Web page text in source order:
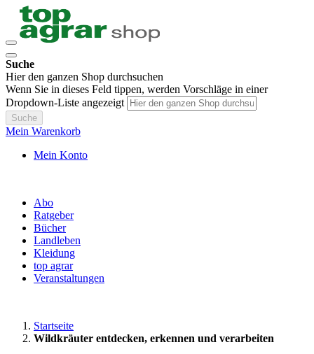
Suche
Hier den ganzen Shop durchsuchen
Wenn Sie in dieses Feld tippen, werden Vorschläge in einer
Dropdown-Liste angezeigt
Suche
Mein Warenkorb
Mein Konto
Abo
Ratgeber
Bücher
Landleben
Kleidung
top agrar
Veranstaltungen
Startseite
Wildkräuter entdecken, erkennen und verarbeiten